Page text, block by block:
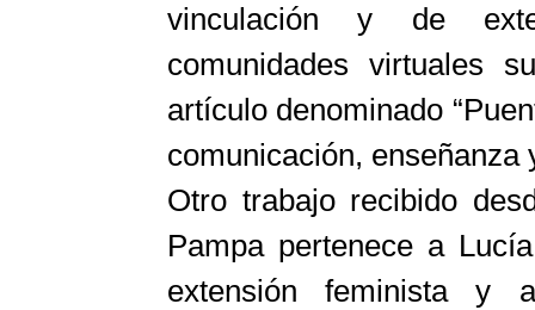
vinculación y de
comunidades virtuales
artículo denominado
comunicación, enseñanza
Otro trabajo recibido
Pampa pertenece a
extensión feminista y